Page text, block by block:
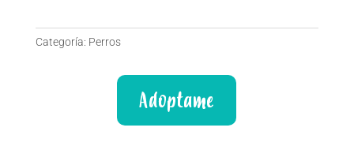
Categoría: Perros
Adoptame